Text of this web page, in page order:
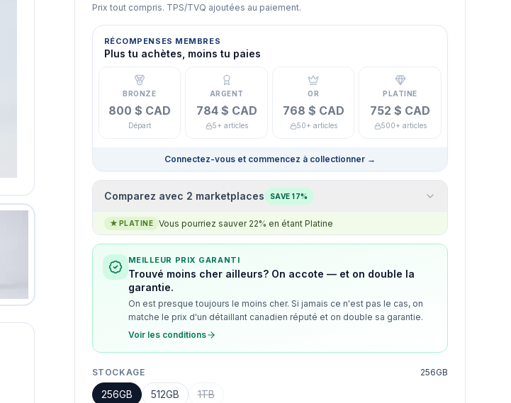
Prix tout compris. TPS/TVQ ajoutées au paiement.
RÉCOMPENSES MEMBRES
Plus tu achètes, moins tu paies
BRONZE
800 $ CAD
Départ
ARGENT
784 $ CAD
5+ articles
OR
768 $ CAD
50+ articles
PLATINE
752 $ CAD
500+ articles
Connectez-vous et commencez à collectionner→
Comparez avec 2 marketplaces SAVE 17%
★ PLATINE Vous pourriez sauver 22% en étant Platine
MEILLEUR PRIX GARANTI
Trouvé moins cher ailleurs? On accote — et on double la
garantie.
On est presque toujours le moins cher. Si jamais ce n'est pas le cas, on
matche le prix d'un détaillant canadien réputé et on double sa garantie.
Voir les conditions
STOCKAGE 256GB
256GB 512GB 1TB